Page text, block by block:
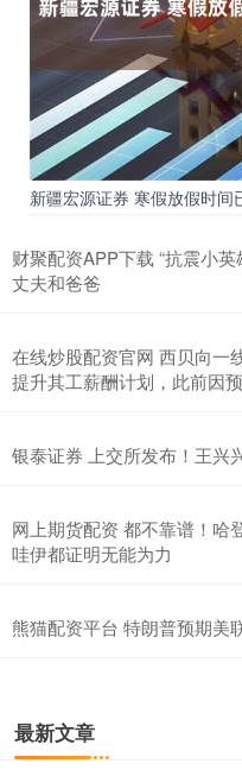
新疆宏源证券 寒假放假时间
财聚配资APP下载 “抗震小
丈夫和爸爸
在线炒股配资官网 西贝向一
提升其工薪酬计划，此前因
银泰证券 上交所发布！王兴
网上期货配资 都不靠谱！哈
哇伊都证明无能为力
熊猫配资平台 特朗普预期美
最新文章